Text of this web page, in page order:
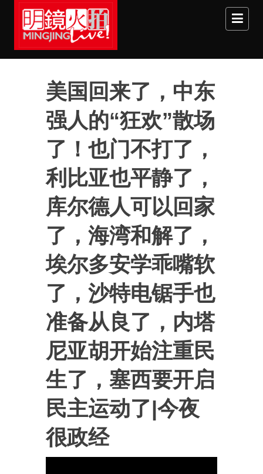
Skip to main content
美国回来了，中东
强人的“狂欢”散场
了！也门不打了，
利比亚也平静了，
库尔德人可以回家
了，海湾和解了，
埃尔多安学乖嘴软
了，沙特电锯手也
准备从良了，内塔
尼亚胡开始注重民
生了，塞西要开启
民主运动了|今夜
很政经